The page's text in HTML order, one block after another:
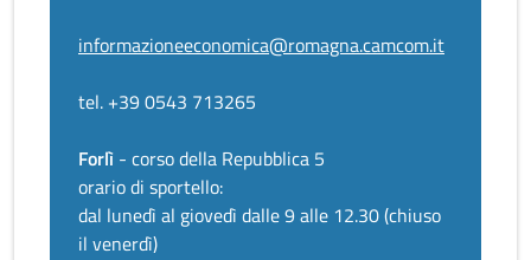
informazioneeconomica@romagna.camcom.it
tel. +39 0543 713265
Forlì - corso della Repubblica 5
orario di sportello:
dal lunedì al giovedì dalle 9 alle 12.30 (chiuso
il venerdì)